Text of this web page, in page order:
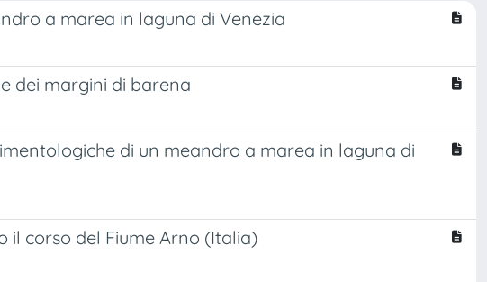
a marea in laguna di Venezia
dei margini di barena
di un meandro a marea in laguna di
il corso del Fiume Arno (Italia)